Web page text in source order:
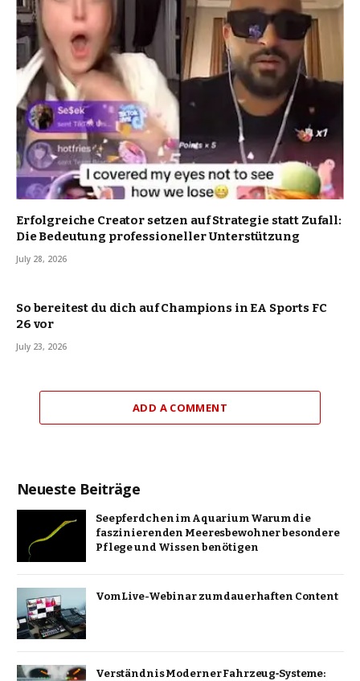
Erfolgreiche Creator setzen auf Strategie statt Zufall:
Die Bedeutung professioneller Unterstützung
July 28, 2026
So bereitest du dich auf Champions in EA Sports FC
26 vor
July 23, 2026
ADD A COMMENT
Neueste Beiträge
Seepferdchen im Aquarium Warum die
faszinierenden Meeresbewohner besondere
Pflege und Wissen benötigen
Vom Live-Webinar zum dauerhaften Content
Verständnis Moderner Fahrzeug‑Systeme: